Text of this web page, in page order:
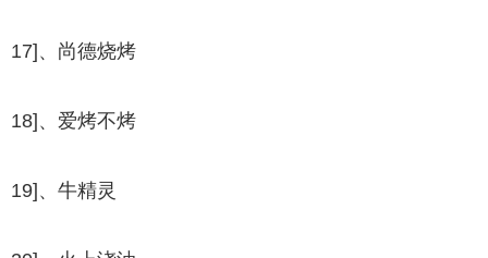
17]、尚德烧烤
18]、爱烤不烤
19]、牛精灵